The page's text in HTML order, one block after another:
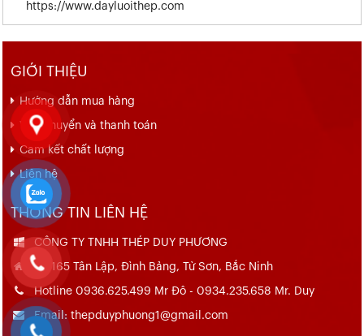
https://www.dayluoithep.com
GIỚI THIỆU
Hướng dẫn mua hàng
Vận chuyển và thanh toán
Cam kết chất lượng
Liên hệ
THÔNG TIN LIÊN HỆ
CÔNG TY TNHH THÉP DUY PHƯƠNG
Số 165 Tân Lập, Đình Bảng, Từ Sơn, Bắc Ninh
Hotline 0936.625.499 Mr Đô - 0934.235.658 Mr. Duy
Email: thepduyphuong1@gmail.com